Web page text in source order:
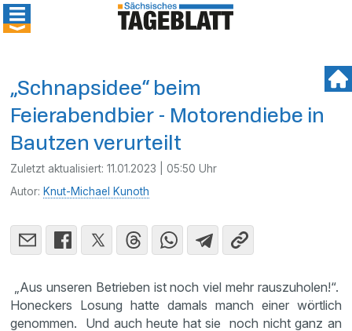
„Schnapsidee“ beim
Feierabendbier - Motorendiebe in
Bautzen verurteilt
Zuletzt aktualisiert:11.01.2023 | 05:50 Uhr
Autor: Knut-Michael Kunoth
„Aus unseren Betrieben ist noch viel mehr rauszuholen!“.
Honeckers Losung hatte damals manch einer wörtlich
genommen. Und auch heute hat sie noch nicht ganz an